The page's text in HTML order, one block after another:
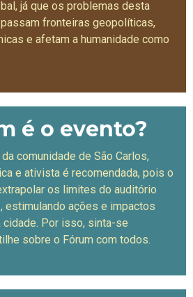
já que os problemas desta
fronteiras geopolíticas,
e afetam a humanidade como
é o evento?
comunidade de São Carlos,
e ativista é recomendada, pois o
os limites do auditório
estimulando ações e impactos
Por isso, sinta-se
sobre o Fórum com todos.